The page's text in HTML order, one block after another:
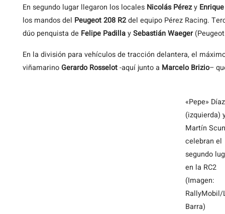
En segundo lugar llegaron los locales Nicolás Pérezy
los mandos del Peugeot 208 R2del equipo Pérez Racing.
dúo penquista de Felipe PadillaySebastián Waeger
En la división para vehículos de tracción delantera, el
viñamarinoGerardo Rosselot-aquí junto a Marcelo Brizio–
«Pepe» Díaz
(izquierda)
Martín
celebran el
segundo
en la RC2
(Imagen:
RallyMobil/
Barra)